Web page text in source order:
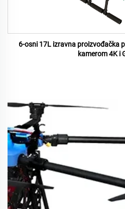
6-osni 17L izravna proizvođačka
kamerom 4K i